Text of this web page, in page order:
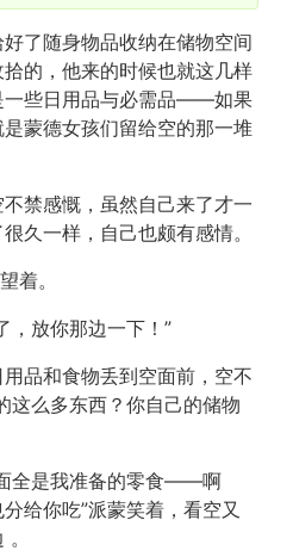
了随身物品收纳在储物空间
的，他来的时候也就这几样
一些日用品与必需品——如果
蒙德女孩们留给空的那一堆
禁感慨，虽然自己来了才一
久一样，自己也颇有感情。
着。
，放你那边一下！”
品和食物丢到空面前，空不
这么多东西？你自己的储物
全是我准备的零食——啊
给你吃”派蒙笑着，看空又